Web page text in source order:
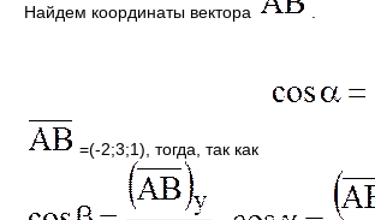
Найдем координаты вектора
=(-2;3;1), тогда, так как